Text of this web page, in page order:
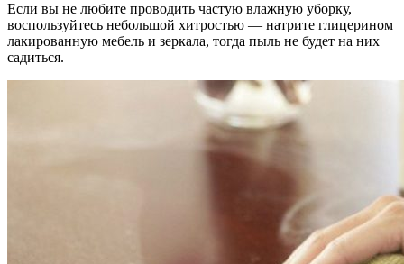
Если вы не любите проводить частую влажную уборку,
воспользуйтесь небольшой хитростью — натрите глицерином
лакированную мебель и зеркала, тогда пыль не будет на них
садиться.